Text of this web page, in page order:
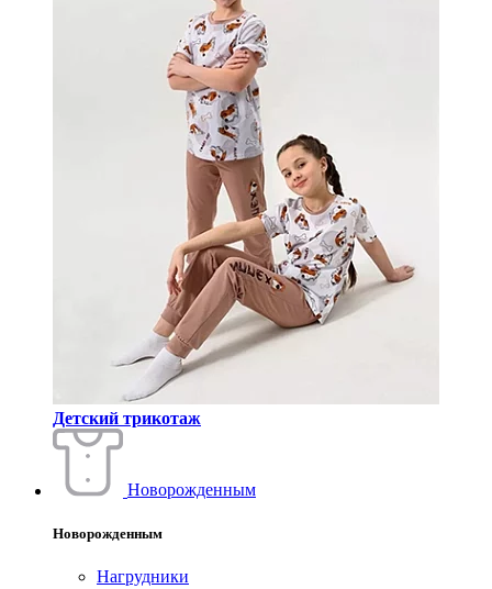
Детский трикотаж
Новорожденным
Новорожденным
Нагрудники